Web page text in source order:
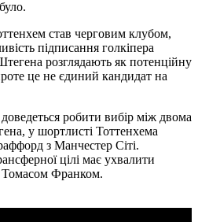
став черговим клубом,
підписання голкіпера
розглядають як потенційну
це не єдиний кандидат на
робити вибір між двома
у шортлисті Тоттенхема
з Манчестер Сіті.
цілі має ухвалити
Томасом Франком.